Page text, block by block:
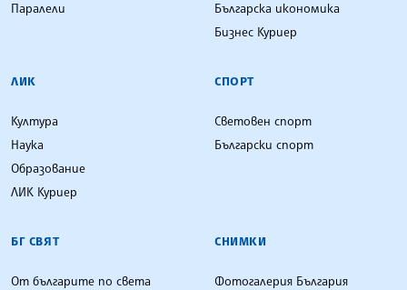
Паралели
Българска икономика
Бизнес Куриер
ЛИК
Култура
Наука
Образование
ЛИК Куриер
СПОРТ
Световен спорт
Български спорт
БГ СВЯТ
От българите по света
СНИМКИ
Фотогалерия България